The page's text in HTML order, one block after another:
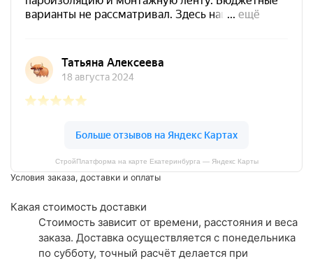
СтройПлатформа на карте Екатеринбурга — Яндекс Карты
Условия заказа, доставки и оплаты
Какая стоимость доставки
Стоимость зависит от времени, расстояния и веса
заказа. Доставка осуществляется с понедельника
по субботу, точный расчёт делается при